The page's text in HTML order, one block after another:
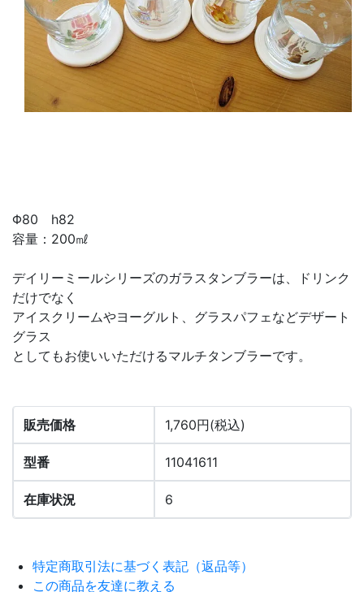
Φ80 h82
容量：200㎖
デイリーミールシリーズのガラスタンブラーは、ドリンク
だけでなく
アイスクリームやヨーグルト、グラスパフェなどデザート
グラス
としてもお使いいただけるマルチタンブラーです。
販売価格 1,760円(税込)
型番 11041611
在庫状況 6
特定商取引法に基づく表記（返品等）
この商品を友達に教える